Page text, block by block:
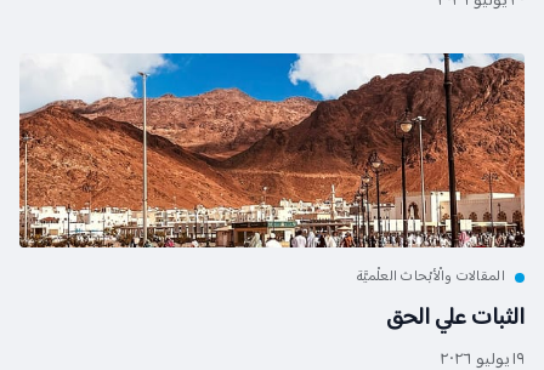
المقالات والْأبْحاث العلْميَّة
الثبات علي الحق
١٩ يوليو ٢٠٢٦